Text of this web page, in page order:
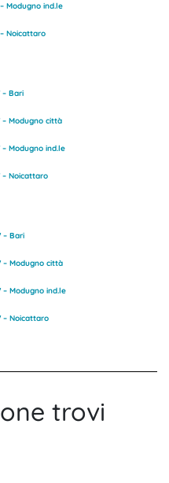
Modugno ind.le
Noicattaro
Bari
Modugno città
Modugno ind.le
Noicattaro
– Bari
– Modugno città
Modugno ind.le
– Noicattaro
trovi